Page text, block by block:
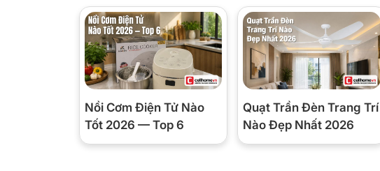
Nồi Cơm Điện Tử Nào
Tốt 2026 — Top 6
Quạt Trần Đèn Trang Trí
Nào Đẹp Nhất 2026